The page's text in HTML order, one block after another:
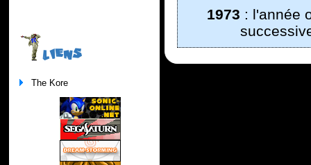
1973 : l'année
LIENS
The Kore